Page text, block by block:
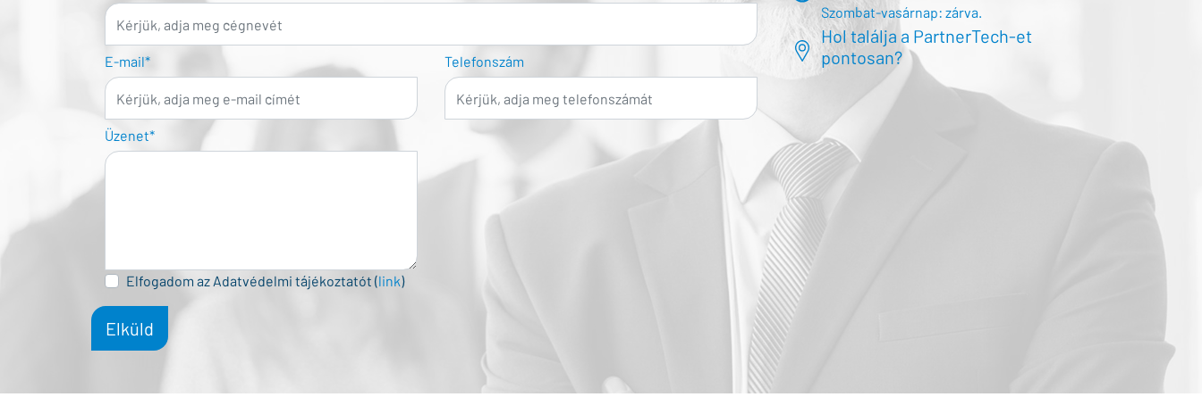
E-mail* Telefonszám
Üzenet*
Elfogadom az Adatvédelmi tájékoztatót (link)
Elküld
Szombat-vasárnap: zárva.
Hol találja a PartnerTech-et
pontosan?